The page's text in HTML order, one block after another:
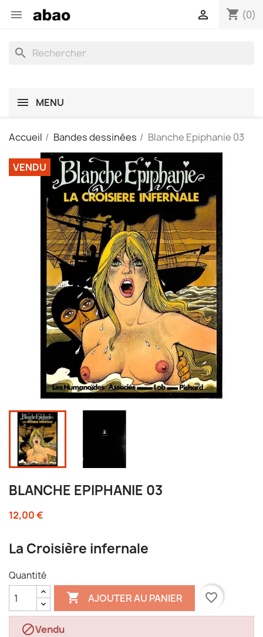
 shopping_cart (0)

search
MENU
Accueil Bandes dessinées Blanche Epiphanie 03
VENDU
BLANCHE EPIPHANIE 03
12,00 €
La Croisière infernale
Quantité
 AJOUTER AU PANIER favorite_border
Vendu